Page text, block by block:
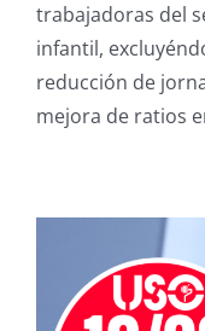
trabajadoras del
infantil,
reducción de
mejora de ratios